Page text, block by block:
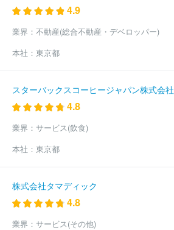
4.9
業界： 不動産(総合不動産・デベロッパー)
本社： 東京都
スターバックスコーヒージャパン株式会社
4.8
業界： サービス(飲食)
本社： 東京都
株式会社タマディック
4.8
業界： サービス(その他)